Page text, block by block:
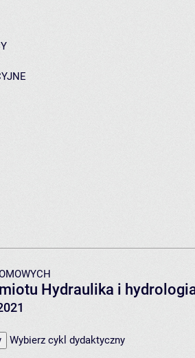
Hydraulika i
Wybierz cykl dydaktyczny